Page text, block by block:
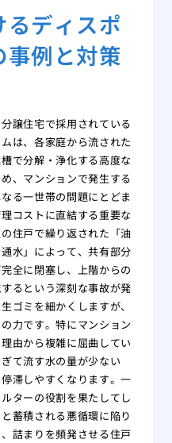
ディスポ
事例と対策
譲住宅で採用されている
は、各家庭から流された
で分解・浄化する高度な
、マンションで発生する
る一世帯の問題にとどま
コストに直結する重要な
住戸で繰り返された「油
水」によって、共有部分
全に閉塞し、上階からの
るという深刻な事故が発
ゴミを細かくしますが、
力です。特にマンション
由から複雑に屈曲してい
て流す水の量が少ない
滞しやすくなります。一
ターの役割を果たしてし
蓄積される悪循環に陥り
詰まりを頻発させる住戸